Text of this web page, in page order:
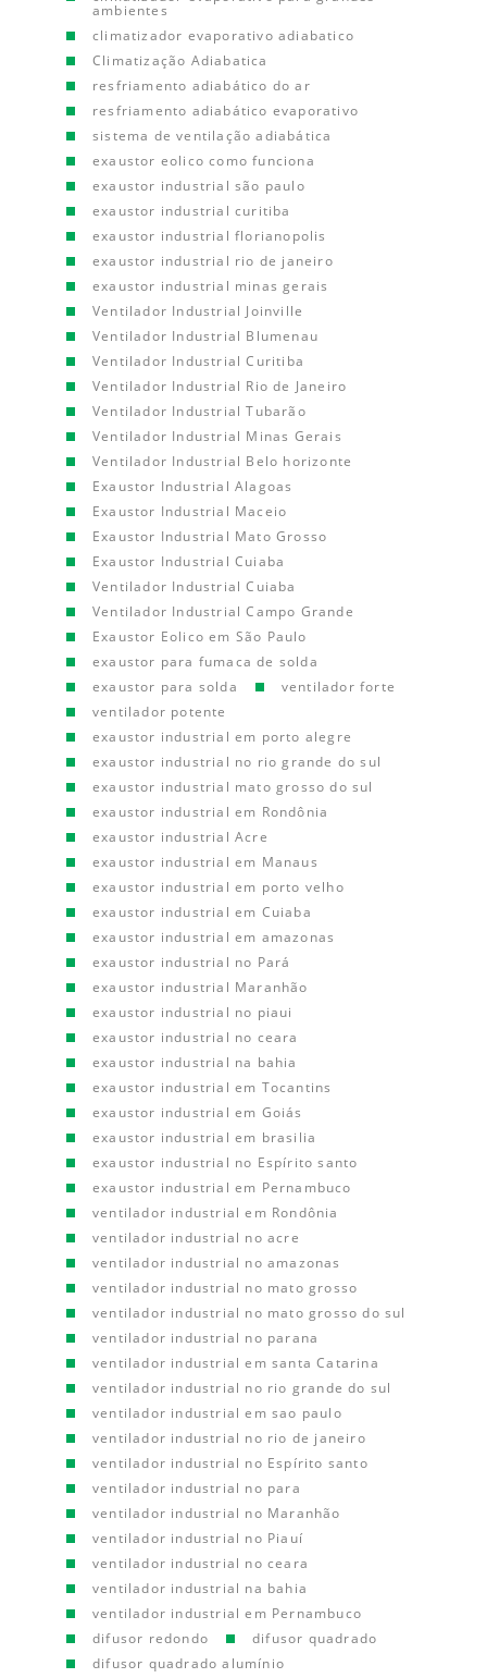
ambientes
climatizador evaporativo adiabatico
Climatização Adiabatica
resfriamento adiabático do ar
resfriamento adiabático evaporativo
sistema de ventilação adiabática
exaustor eolico como funciona
exaustor industrial são paulo
exaustor industrial curitiba
exaustor industrial florianopolis
exaustor industrial rio de janeiro
exaustor industrial minas gerais
Ventilador Industrial Joinville
Ventilador Industrial Blumenau
Ventilador Industrial Curitiba
Ventilador Industrial Rio de Janeiro
Ventilador Industrial Tubarão
Ventilador Industrial Minas Gerais
Ventilador Industrial Belo horizonte
Exaustor Industrial Alagoas
Exaustor Industrial Maceio
Exaustor Industrial Mato Grosso
Exaustor Industrial Cuiaba
Ventilador Industrial Cuiaba
Ventilador Industrial Campo Grande
Exaustor Eolico em São Paulo
exaustor para fumaca de solda
exaustor para solda
ventilador forte
ventilador potente
exaustor industrial em porto alegre
exaustor industrial no rio grande do sul
exaustor industrial mato grosso do sul
exaustor industrial em Rondônia
exaustor industrial Acre
exaustor industrial em Manaus
exaustor industrial em porto velho
exaustor industrial em Cuiaba
exaustor industrial em amazonas
exaustor industrial no Pará
exaustor industrial Maranhão
exaustor industrial no piaui
exaustor industrial no ceara
exaustor industrial na bahia
exaustor industrial em Tocantins
exaustor industrial em Goiás
exaustor industrial em brasilia
exaustor industrial no Espírito santo
exaustor industrial em Pernambuco
ventilador industrial em Rondônia
ventilador industrial no acre
ventilador industrial no amazonas
ventilador industrial no mato grosso
ventilador industrial no mato grosso do sul
ventilador industrial no parana
ventilador industrial em santa Catarina
ventilador industrial no rio grande do sul
ventilador industrial em sao paulo
ventilador industrial no rio de janeiro
ventilador industrial no Espírito santo
ventilador industrial no para
ventilador industrial no Maranhão
ventilador industrial no Piauí
ventilador industrial no ceara
ventilador industrial na bahia
ventilador industrial em Pernambuco
difusor redondo
difusor quadrado
difusor quadrado alumínio